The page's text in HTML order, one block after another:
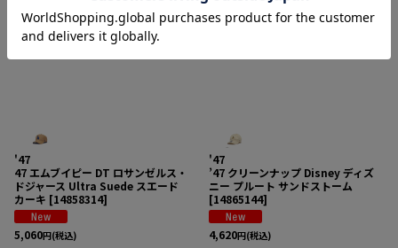
'47
47 エムブイピー DT ロサンゼルス・
ドジャース Ultra Suede スエード
カーキ [14858314]
5,060円(税込)
'47
’47 クリーンナップ Disney ディズ
ニー プルート サンドストーム
[14865144]
4,620円(税込)